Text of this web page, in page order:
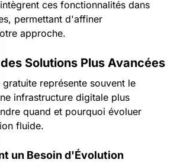
intègrent ces fonctionnalités dans
permettant d'affiner
approche.
Solutions Plus Avancées
représente souvent le
infrastructure digitale plus
quand et pourquoi évoluer
fluide.
un Besoin d'Évolution